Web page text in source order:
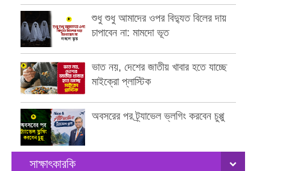
শুধু শুধু আমাদের ওপর বিদ্যুত বিলের দায়
চাপাবেন না: মামদো ভূত
ভাত নয়, দেশের জাতীয় খাবার হতে যাচ্ছে
মাইক্রো প্লাস্টিক
অবসরের পর ট্র্যাভেল ভ্লগিং করবেন চুপ্পু
সাক্ষাৎকারকি